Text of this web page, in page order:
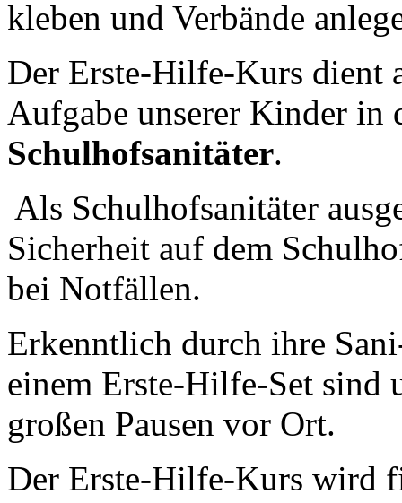
kleben und Verbände
Der Erste-Hilfe-Kurs dient
Aufgabe unserer Kinder in
Schulhofsanitäter.
Als Schulhofsanitäter
Sicherheit auf dem
bei Notfällen.
Erkenntlich durch ihre
einem Erste-Hilfe-Set sind
großen Pausen vor Ort.
Der Erste-Hilfe-Kurs wird